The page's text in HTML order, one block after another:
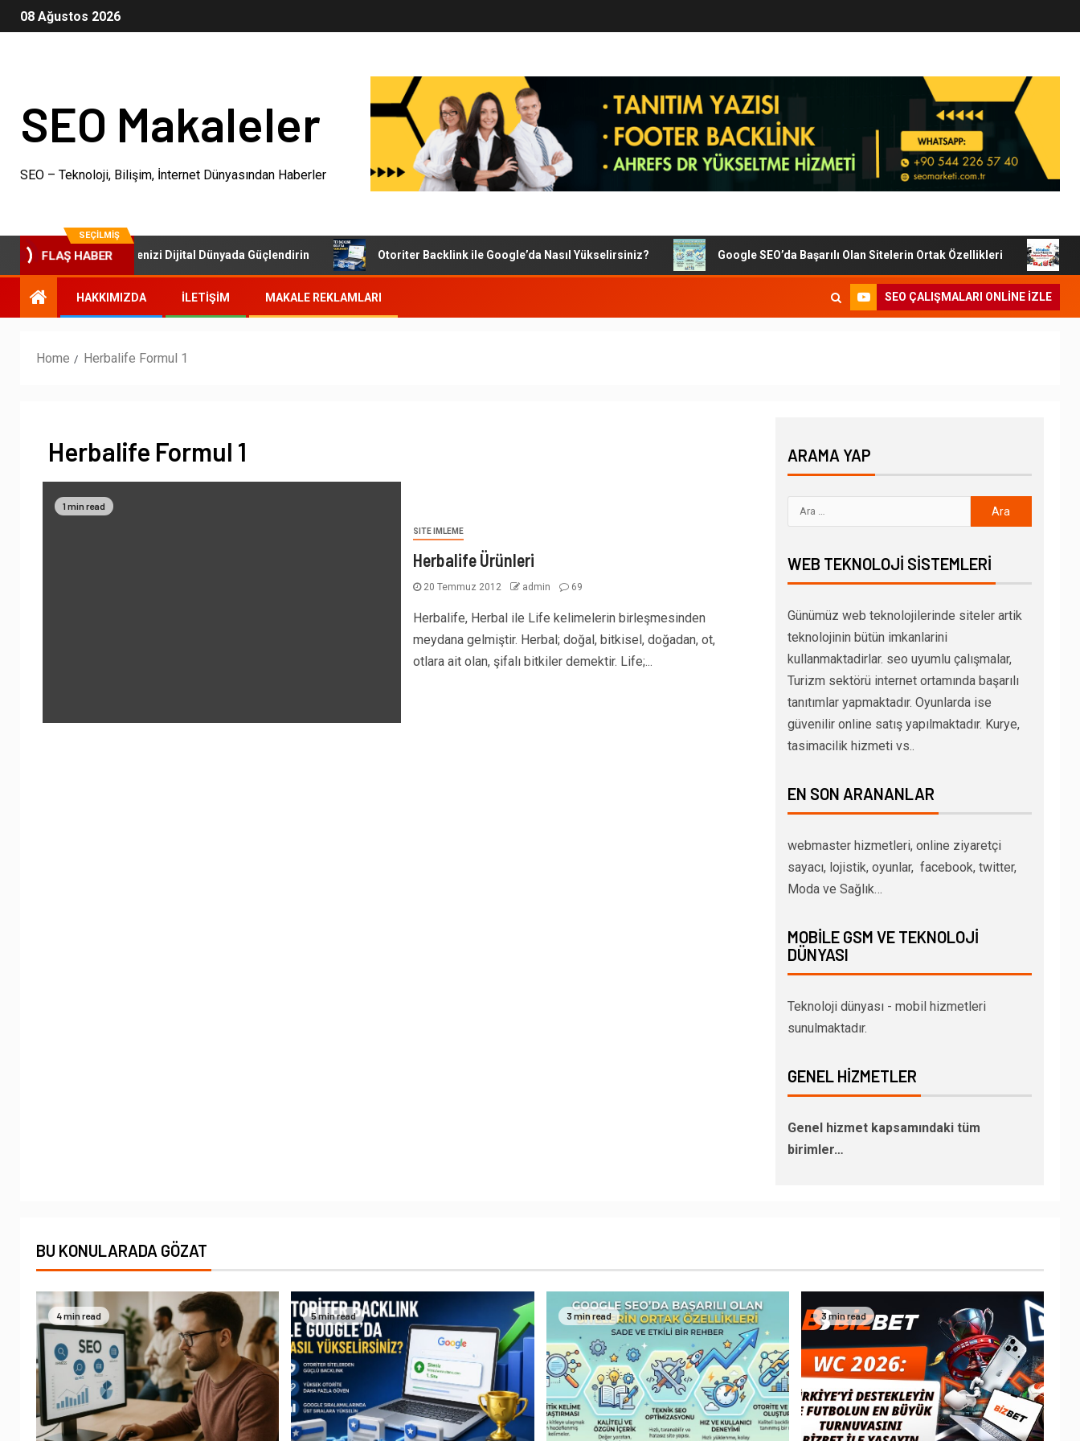
08 Ağustos 2026
SEO Makaleler
SEO – Teknoloji, Bilişim, İnternet Dünyasından Haberler
SEÇILMIŞ
FLAŞ HABER
SEO Paketleri: İşletmenizi Dijital Dünyada Güçlendirin Otoriter Backlink ile Google’da Nasıl Yükselirsiniz? Google SEO’da Başarılı Olan Sitelerin Ortak Özellikleri
HAKKIMIZDA İLETIŞIM MAKALE REKLAMLARI SEO ÇALIŞMALARI ONLINE IZLE
Home Herbalife Formul 1
Herbalife Formul 1
1 min read
SITE IMLEME
Herbalife Ürünleri
20 Temmuz 2012 admin 69
Herbalife, Herbal ile Life kelimelerin birleşmesinden
meydana gelmiştir. Herbal; doğal, bitkisel, doğadan, ot,
otlara ait olan, şifalı bitkiler demektir. Life;...
ARAMA YAP
WEB TEKNOLOJI SISTEMLERI
Günümüz web teknolojilerinde siteler artik
teknolojinin bütün imkanlarini
kullanmaktadirlar. seo uyumlu çalışmalar,
Turizm sektörü internet ortamında başarılı
tanıtımlar yapmaktadır. Oyunlarda ise
güvenilir online satış yapılmaktadır. Kurye,
tasimacilik hizmeti vs..
EN SON ARANANLAR
webmaster hizmetleri, online ziyaretçi
sayacı, lojistik, oyunlar, facebook, twitter,
Moda ve Sağlık…
MOBILE GSM VE TEKNOLOJI
DÜNYASI
Teknoloji dünyası - mobil hizmetleri
sunulmaktadır.
GENEL HIZMETLER
Genel hizmet kapsamındaki tüm
birimler…
BU KONULARADA GÖZAT
4 min read 5 min read 3 min read 3 min read